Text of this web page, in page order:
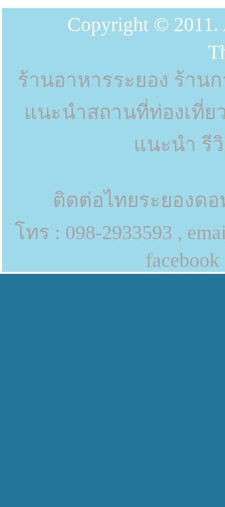
Copyright ©
ร้านอาหารระยอง ร้าน
แนะนำสถานที่ท่องเที่ย
แนะนำ รี
ติดต่อไทยระยองด
โทร : 098-2933593 ,